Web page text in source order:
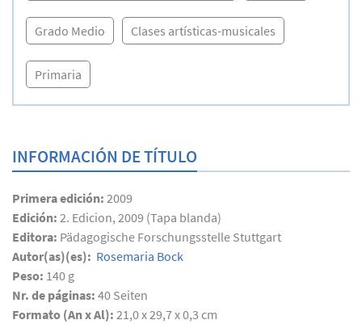
Grado Medio Clases artísticas-musicales
Primaria
INFORMACIÓN DE TÍTULO
Primera edición: 2009
Edición: 2. Edicion, 2009 (Tapa blanda)
Editora: Pädagogische Forschungsstelle Stuttgart
Autor(as)(es): Rosemaria Bock
Peso: 140 g
Nr. de páginas: 40 Seiten
Formato (An x Al): 21,0 x 29,7 x 0,3 cm